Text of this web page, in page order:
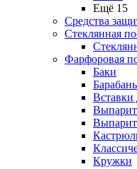
Ещё 15
Средства
Стеклянная
Фарфоровая
Баки
Вставки
Кружки